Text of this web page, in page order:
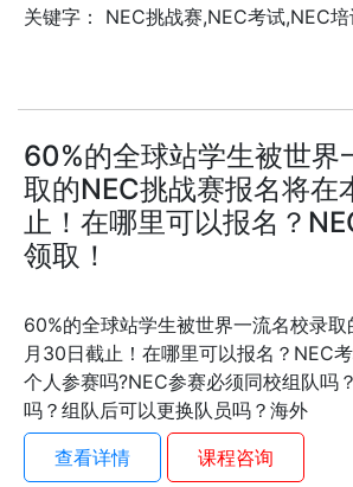
关键字： NEC挑战赛,NEC考试,NEC
60%的全球站学生被世界
取的NEC挑战赛报名将在
止！在哪里可以报名？
领取！
60%的全球站学生被世界一流名校录
月30日截止！在哪里可以报名？NEC
个人参赛吗?NEC参赛必须同校组队吗
吗？组队后可以更换队员吗？海外
查看详情
课程咨询